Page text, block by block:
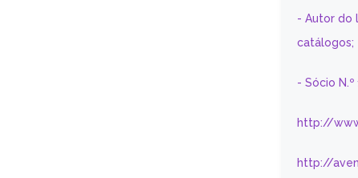
- Autor do
catálogos;
- Sócio
http://
http://